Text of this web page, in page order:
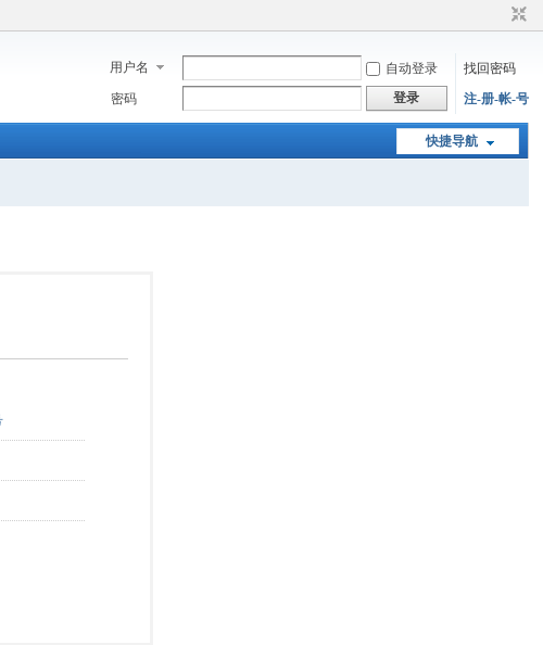
用户名 自动登录
找回密码
密码
登录 注-册-帐-号
快捷导航